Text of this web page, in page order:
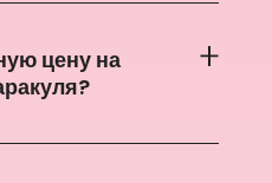
цену на